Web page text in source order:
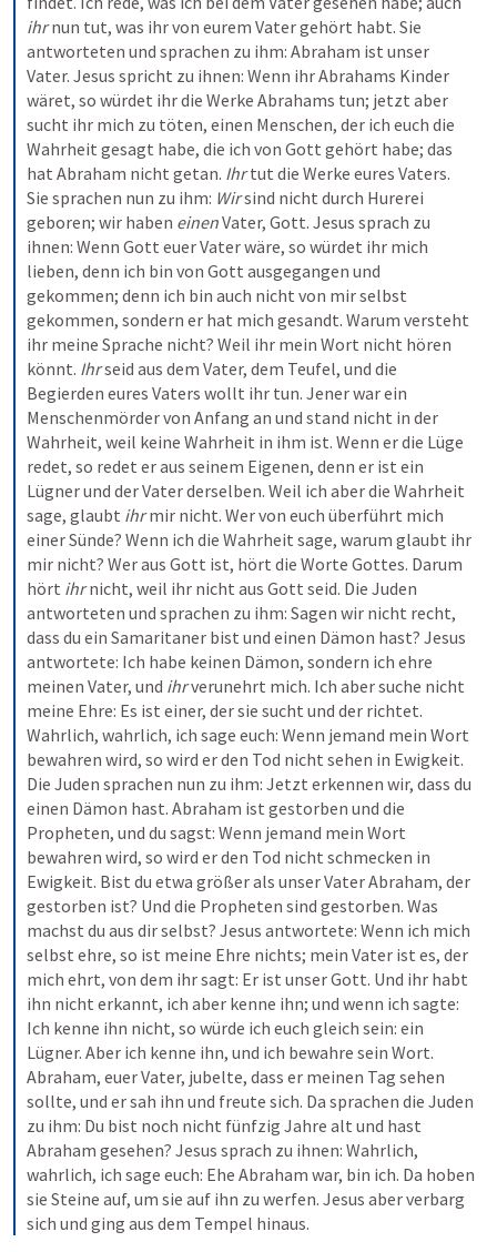
ihr nun tut, was ihr von eurem Vater gehört habt. Sie
antworteten und sprachen zu ihm: Abraham ist unser
Vater. Jesus spricht zu ihnen: Wenn ihr Abrahams Kinder
wäret, so würdet ihr die Werke Abrahams tun; jetzt aber
sucht ihr mich zu töten, einen Menschen, der ich euch die
Wahrheit gesagt habe, die ich von Gott gehört habe; das
hat Abraham nicht getan. Ihr tut die Werke eures Vaters.
Sie sprachen nun zu ihm: Wir sind nicht durch Hurerei
geboren; wir haben einen Vater, Gott. Jesus sprach zu
ihnen: Wenn Gott euer Vater wäre, so würdet ihr mich
lieben, denn ich bin von Gott ausgegangen und
gekommen; denn ich bin auch nicht von mir selbst
gekommen, sondern er hat mich gesandt. Warum versteht
ihr meine Sprache nicht? Weil ihr mein Wort nicht hören
könnt. Ihr seid aus dem Vater, dem Teufel, und die
Begierden eures Vaters wollt ihr tun. Jener war ein
Menschenmörder von Anfang an und stand nicht in der
Wahrheit, weil keine Wahrheit in ihm ist. Wenn er die Lüge
redet, so redet er aus seinem Eigenen, denn er ist ein
Lügner und der Vater derselben. Weil ich aber die Wahrheit
sage, glaubt ihr mir nicht. Wer von euch überführt mich
einer Sünde? Wenn ich die Wahrheit sage, warum glaubt ihr
mir nicht? Wer aus Gott ist, hört die Worte Gottes. Darum
hört ihr nicht, weil ihr nicht aus Gott seid. Die Juden
antworteten und sprachen zu ihm: Sagen wir nicht recht,
dass du ein Samaritaner bist und einen Dämon hast? Jesus
antwortete: Ich habe keinen Dämon, sondern ich ehre
meinen Vater, und ihr verunehrt mich. Ich aber suche nicht
meine Ehre: Es ist einer, der sie sucht und der richtet.
Wahrlich, wahrlich, ich sage euch: Wenn jemand mein Wort
bewahren wird, so wird er den Tod nicht sehen in Ewigkeit.
Die Juden sprachen nun zu ihm: Jetzt erkennen wir, dass du
einen Dämon hast. Abraham ist gestorben und die
Propheten, und du sagst: Wenn jemand mein Wort
bewahren wird, so wird er den Tod nicht schmecken in
Ewigkeit. Bist du etwa größer als unser Vater Abraham, der
gestorben ist? Und die Propheten sind gestorben. Was
machst du aus dir selbst? Jesus antwortete: Wenn ich mich
selbst ehre, so ist meine Ehre nichts; mein Vater ist es, der
mich ehrt, von dem ihr sagt: Er ist unser Gott. Und ihr habt
ihn nicht erkannt, ich aber kenne ihn; und wenn ich sagte:
Ich kenne ihn nicht, so würde ich euch gleich sein: ein
Lügner. Aber ich kenne ihn, und ich bewahre sein Wort.
Abraham, euer Vater, jubelte, dass er meinen Tag sehen
sollte, und er sah ihn und freute sich. Da sprachen die Juden
zu ihm: Du bist noch nicht fünfzig Jahre alt und hast
Abraham gesehen? Jesus sprach zu ihnen: Wahrlich,
wahrlich, ich sage euch: Ehe Abraham war, bin ich. Da hoben
sie Steine auf, um sie auf ihn zu werfen. Jesus aber verbarg
sich und ging aus dem Tempel hinaus.